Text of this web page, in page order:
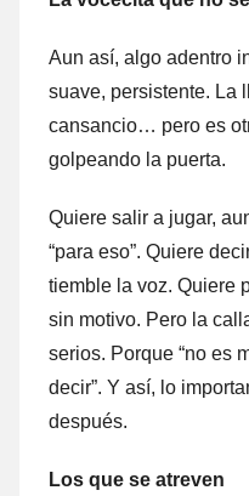
Aun así, algo adentro
suave, persistente. La
cansancio… pero es
golpeando la puerta.
Quiere salir a jugar,
“para eso”. Quiere
tiemble la voz. Quiere
sin motivo. Pero la
serios. Porque “no es
decir”. Y así, lo
después.
Los que se atreven